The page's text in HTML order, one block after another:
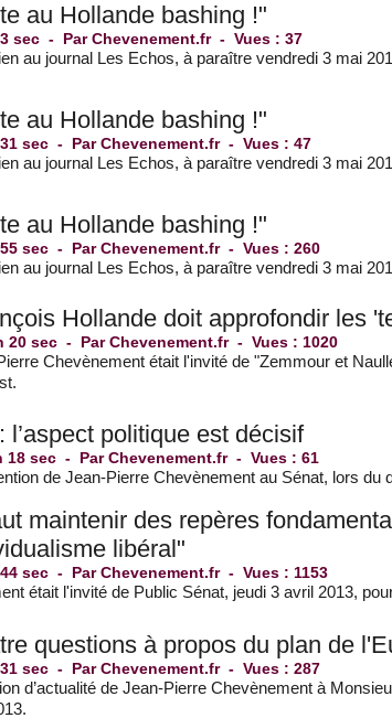
au Hollande bashing !"
sec - Par Chevenement.fr-Vues : 37
au journal Les Echos, à paraître vendredi 3 mai
au Hollande bashing !"
sec - Par Chevenement.fr-Vues : 47
au journal Les Echos, à paraître vendredi 3 mai
au Hollande bashing !"
sec - Par Chevenement.fr-Vues : 260
au journal Les Echos, à paraître vendredi 3 mai
Hollande doit approfondir les
20 sec - Par Chevenement.fr-Vues : 1020
Chevènement était l'invité de "Zemmour et
l’aspect politique est décisif
18 sec - Par Chevenement.fr-Vues : 61
de Jean-Pierre Chevènement au Sénat, lors
maintenir des repères
libéral"
sec - Par Chevenement.fr-Vues : 1153
était l'invité de Public Sénat, jeudi 3 avril 2013,
questions à propos du plan de
sec - Par Chevenement.fr-Vues : 287
d’actualité de Jean-Pierre Chevènement à